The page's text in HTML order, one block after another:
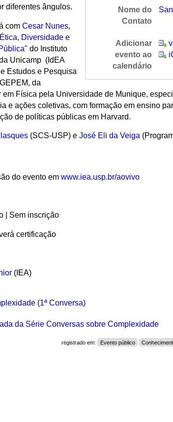
Nome do
Contato
Adicionar
evento ao
calendário
diferentes ângulos.
com Cesar Nunes,
Diversidade e
do Instituto
Unicamp (IdEA
Estudos e Pesquisa
da
em Física pela Universidade de Munique,
e ações coletivas, com formação em ensino
de políticas públicas em Harvard.
(SCS-USP) e José Eli da Veiga
do evento em www.iea.usp.br/aovivo
| Sem inscrição
certificação
(IEA)
(1ª Conversa)
da Série Conversas sobre Complexidade
registrado em: Evento público